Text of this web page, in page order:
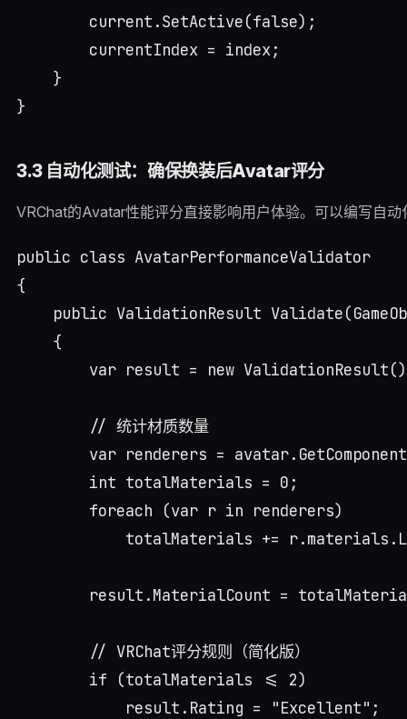
        current.SetActive(false);
        currentIndex = index;
    }
3.3 自动化测试：确保换装后Avatar评分
VRChat的Avatar性能评分直接影响用户体验。可以编写自
public class AvatarPerformanceValidator
{
public ValidationResult
    {
var result = new
        // 统计材质数量
var renderers =
        int totalMaterials = 0;
        foreach (var r in renderers)
totalMaterials +=
result.MaterialCount =
        // VRChat评分规则（简化版）
        if (totalMaterials <= 2)
            result.Rating = "Excellent";